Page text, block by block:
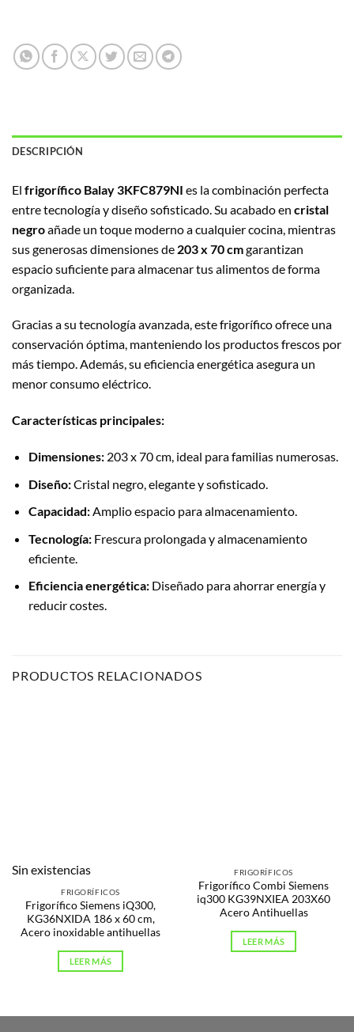
DESCRIPCIÓN
El frigorífico Balay 3KFC879NI es la combinación perfecta
entre tecnología y diseño sofisticado. Su acabado en cristal
negroañade un toque moderno a cualquier cocina, mientras
sus generosas dimensiones de 203 x 70 cmgarantizan
espacio suficiente para almacenar tus alimentos de forma
organizada.
Gracias a su tecnología avanzada, este frigorífico ofrece una
conservación óptima, manteniendo los productos frescos por
más tiempo. Además, su eficiencia energética asegura un
menor consumo eléctrico.
Características principales:
Dimensiones:203 x 70 cm, ideal para familias numerosas.
Diseño:Cristal negro, elegante y sofisticado.
Capacidad:Amplio espacio para almacenamiento.
Tecnología:Frescura prolongada y almacenamiento
eficiente.
Eficiencia energética:Diseñado para ahorrar energía y
reducir costes.
PRODUCTOS RELACIONADOS
Sin existencias
FRIGORÍFICOS
Frigorífico Siemens iQ300,
KG36NXIDA 186 x 60 cm,
Acero inoxidable antihuellas
LEER MÁS
FRIGORÍFICOS
Frigorífico Combi Siemens
iq300 KG39NXIEA 203X60
Acero Antihuellas
LEER MÁS